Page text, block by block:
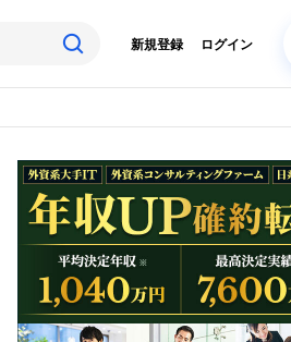
ログイン
新規登録